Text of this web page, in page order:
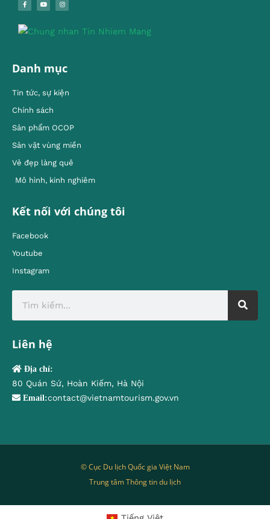
Danh mục
Tin tức, sự kiện
Chính sách
Sản phẩm OCOP
Sản vật vùng miền
Vẻ đẹp làng quê
Mô hình, kinh nghiêm
Kết nối với chúng tôi
Facebook
Youtube
Instagram
Liên hệ
Địa chỉ:
80 Quán Sứ, Hoàn Kiếm, Hà Nội
Email:contact@vietnamtourism.gov.vn
© Cục Du lịch Quốc gia Việt Nam
Trung tâm Thông tin du lịch